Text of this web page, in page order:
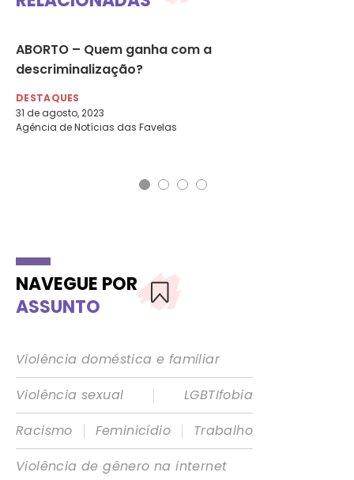
ABORTO – Quem ganha com a
descriminalização?
DESTAQUES
31 de agosto, 2023
Agência de Notícias das Favelas
NAVEGUE POR
ASSUNTO
Violência doméstica e familiar
Violência sexual
|
LGBTIfobia
Racismo
| Feminicídio |
Trabalho
Violência de gênero na internet